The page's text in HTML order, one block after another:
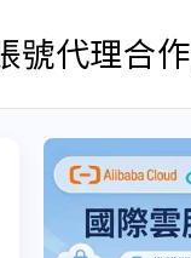
號代理合作